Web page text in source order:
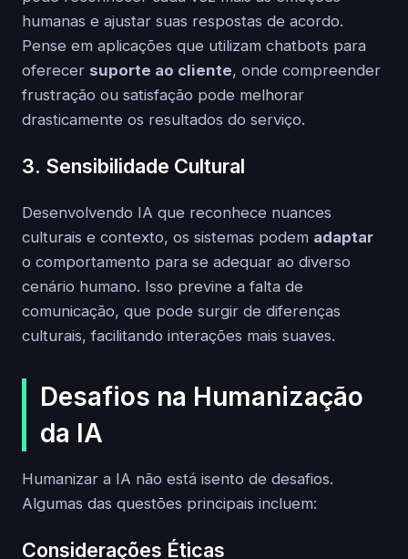
humanas e ajustar suas respostas de acordo.
Pense em aplicações que utilizam chatbots para
oferecer suporte ao cliente, onde compreender
frustração ou satisfação pode melhorar
drasticamente os resultados do serviço.
3. Sensibilidade Cultural
Desenvolvendo IA que reconhece nuances
culturais e contexto, os sistemas podem adaptar
o comportamento para se adequar ao diverso
cenário humano. Isso previne a falta de
comunicação, que pode surgir de diferenças
culturais, facilitando interações mais suaves.
Desafios na Humanização
da IA
Humanizar a IA não está isento de desafios.
Algumas das questões principais incluem:
Considerações Éticas